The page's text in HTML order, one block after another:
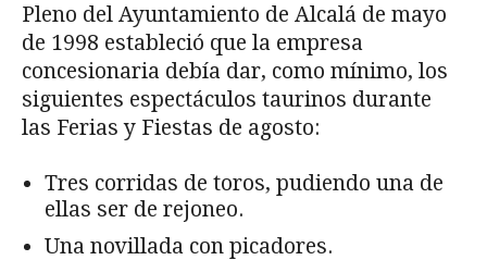
Pleno del Ayuntamiento de Alcalá de mayo
de 1998 estableció que la empresa
concesionaria debía dar, como mínimo, los
siguientes espectáculos taurinos durante
las Ferias y Fiestas de agosto:
Tres corridas de toros, pudiendo una de
ellas ser de rejoneo.
Una novillada con picadores.